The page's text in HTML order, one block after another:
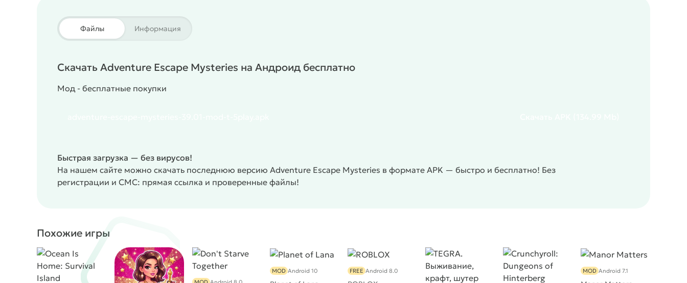
Файлы Информация
Скачать Adventure Escape Mysteries на Андроид бесплатно
Мод - бесплатные покупки
Быстрая загрузка — без вирусов!
На нашем сайте можно скачать последнюю версию Adventure Escape Mysteries в формате APK — быстро и бесплатно! Без
регистрации и СМС: прямая ссылка и проверенные файлы!
Похожие игры
MOD Android 10 FREE Android 8.0 MOD Android 7.1